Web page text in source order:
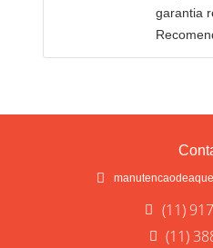
garantia
(11)
(11)